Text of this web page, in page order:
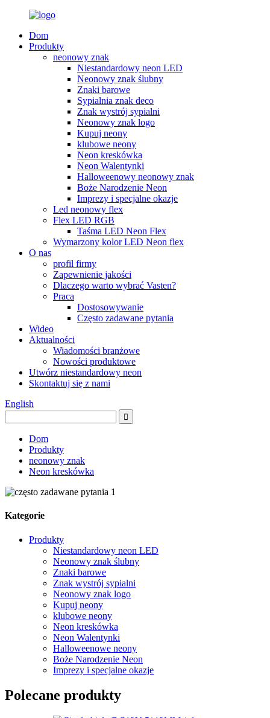
Dom
Produkty
neonowy znak
Niestandardowy neon LED
Neonowy znak ślubny
Znaki barowe
Sypialnia znak deco
Znak wystrój sypialni
Neonowy znak logo
Kupuj neony
klubowe neony
Neon kreskówka
Neon Walentynki
Halloweenowy neonowy znak
Boże Narodzenie Neon
Imprezy i specjalne okazje
Led neonowy flex
Flex LED RGB
Taśma LED Neon Flex
Wymarzony kolor LED Neon flex
O nas
profil firmy
Zapewnienie jakości
Dlaczego warto wybrać Vasten?
Praca
Dostosowywanie
Często zadawane pytania
Wideo
Aktualności
Wiadomości branżowe
Nowości produktowe
Utwórz niestandardowy neon
Skontaktuj się z nami
English
Dom
Produkty
neonowy znak
Neon kreskówka
Kategorie
Produkty
Niestandardowy neon LED
Neonowy znak ślubny
Znaki barowe
Znak wystrój sypialni
Neonowy znak logo
Kupuj neony
klubowe neony
Neon kreskówka
Neon Walentynki
Halloweenowe neony
Boże Narodzenie Neon
Imprezy i specjalne okazje
Polecane produkty